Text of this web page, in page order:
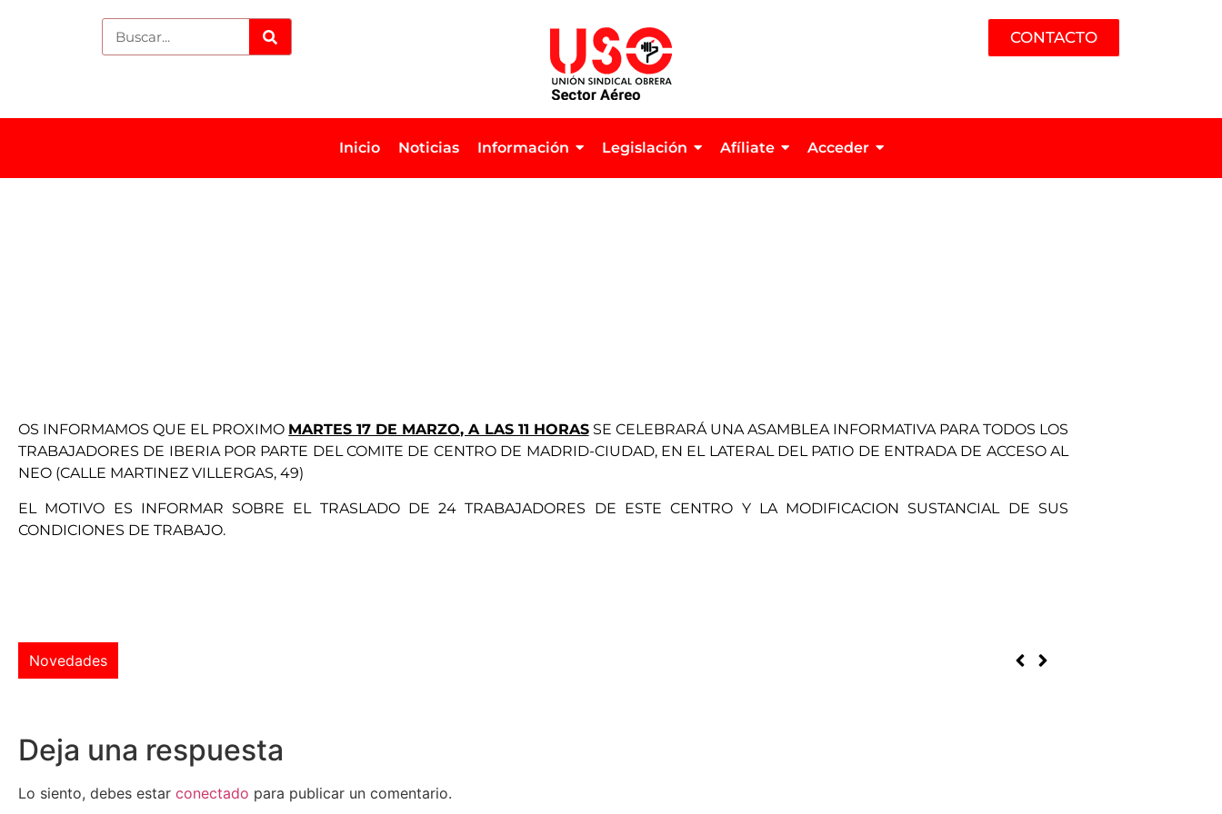
CONTACTO
Inicio Noticias Información Legislación Afíliate Acceder
OS INFORMAMOS QUE EL PROXIMO MARTES 17 DE MARZO, A LAS 11 HORASSE CELEBRARÁ UNA ASAMBLEA INFORMATIVA PARA TODOS LOS
TRABAJADORES DE IBERIA POR PARTE DEL COMITE DE CENTRO DE MADRID-CIUDAD, EN EL LATERAL DEL PATIO DE ENTRADA DE ACCESO AL
NEO (CALLE MARTINEZ VILLERGAS, 49)
EL MOTIVO ES INFORMAR SOBRE EL TRASLADO DE 24 TRABAJADORES DE ESTE CENTRO Y LA MODIFICACION SUSTANCIAL DE SUS
CONDICIONES DE TRABAJO.
Novedades
Deja una respuesta
Lo siento, debes estar conectado para publicar un comentario.